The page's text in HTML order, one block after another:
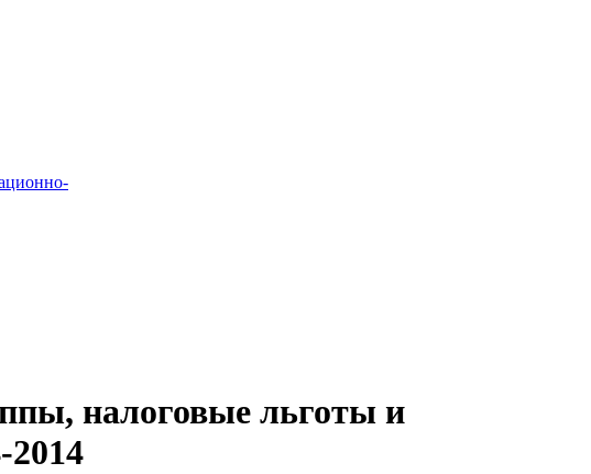
налоговые льготы и